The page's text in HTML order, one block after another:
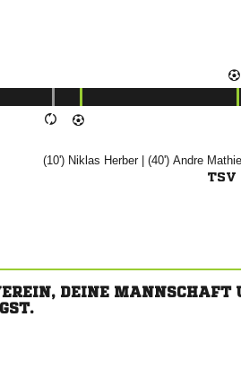
(10')  | (40')
TSV
DEINE